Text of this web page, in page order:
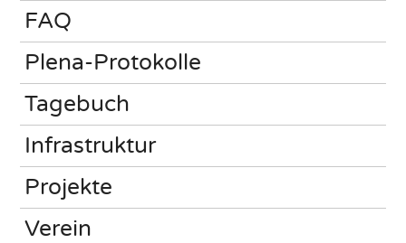
FAQ
Plena-Protokolle
Tagebuch
Infrastruktur
Projekte
Verein